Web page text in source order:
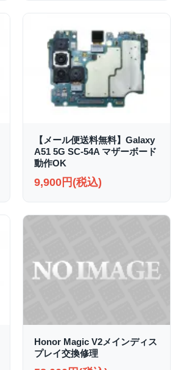
【メール便送料無料】Galaxy
A51 5G SC-54A マザーボード
動作OK
9,900円(税込)
Honor Magic V2メインディス
プレイ交換修理